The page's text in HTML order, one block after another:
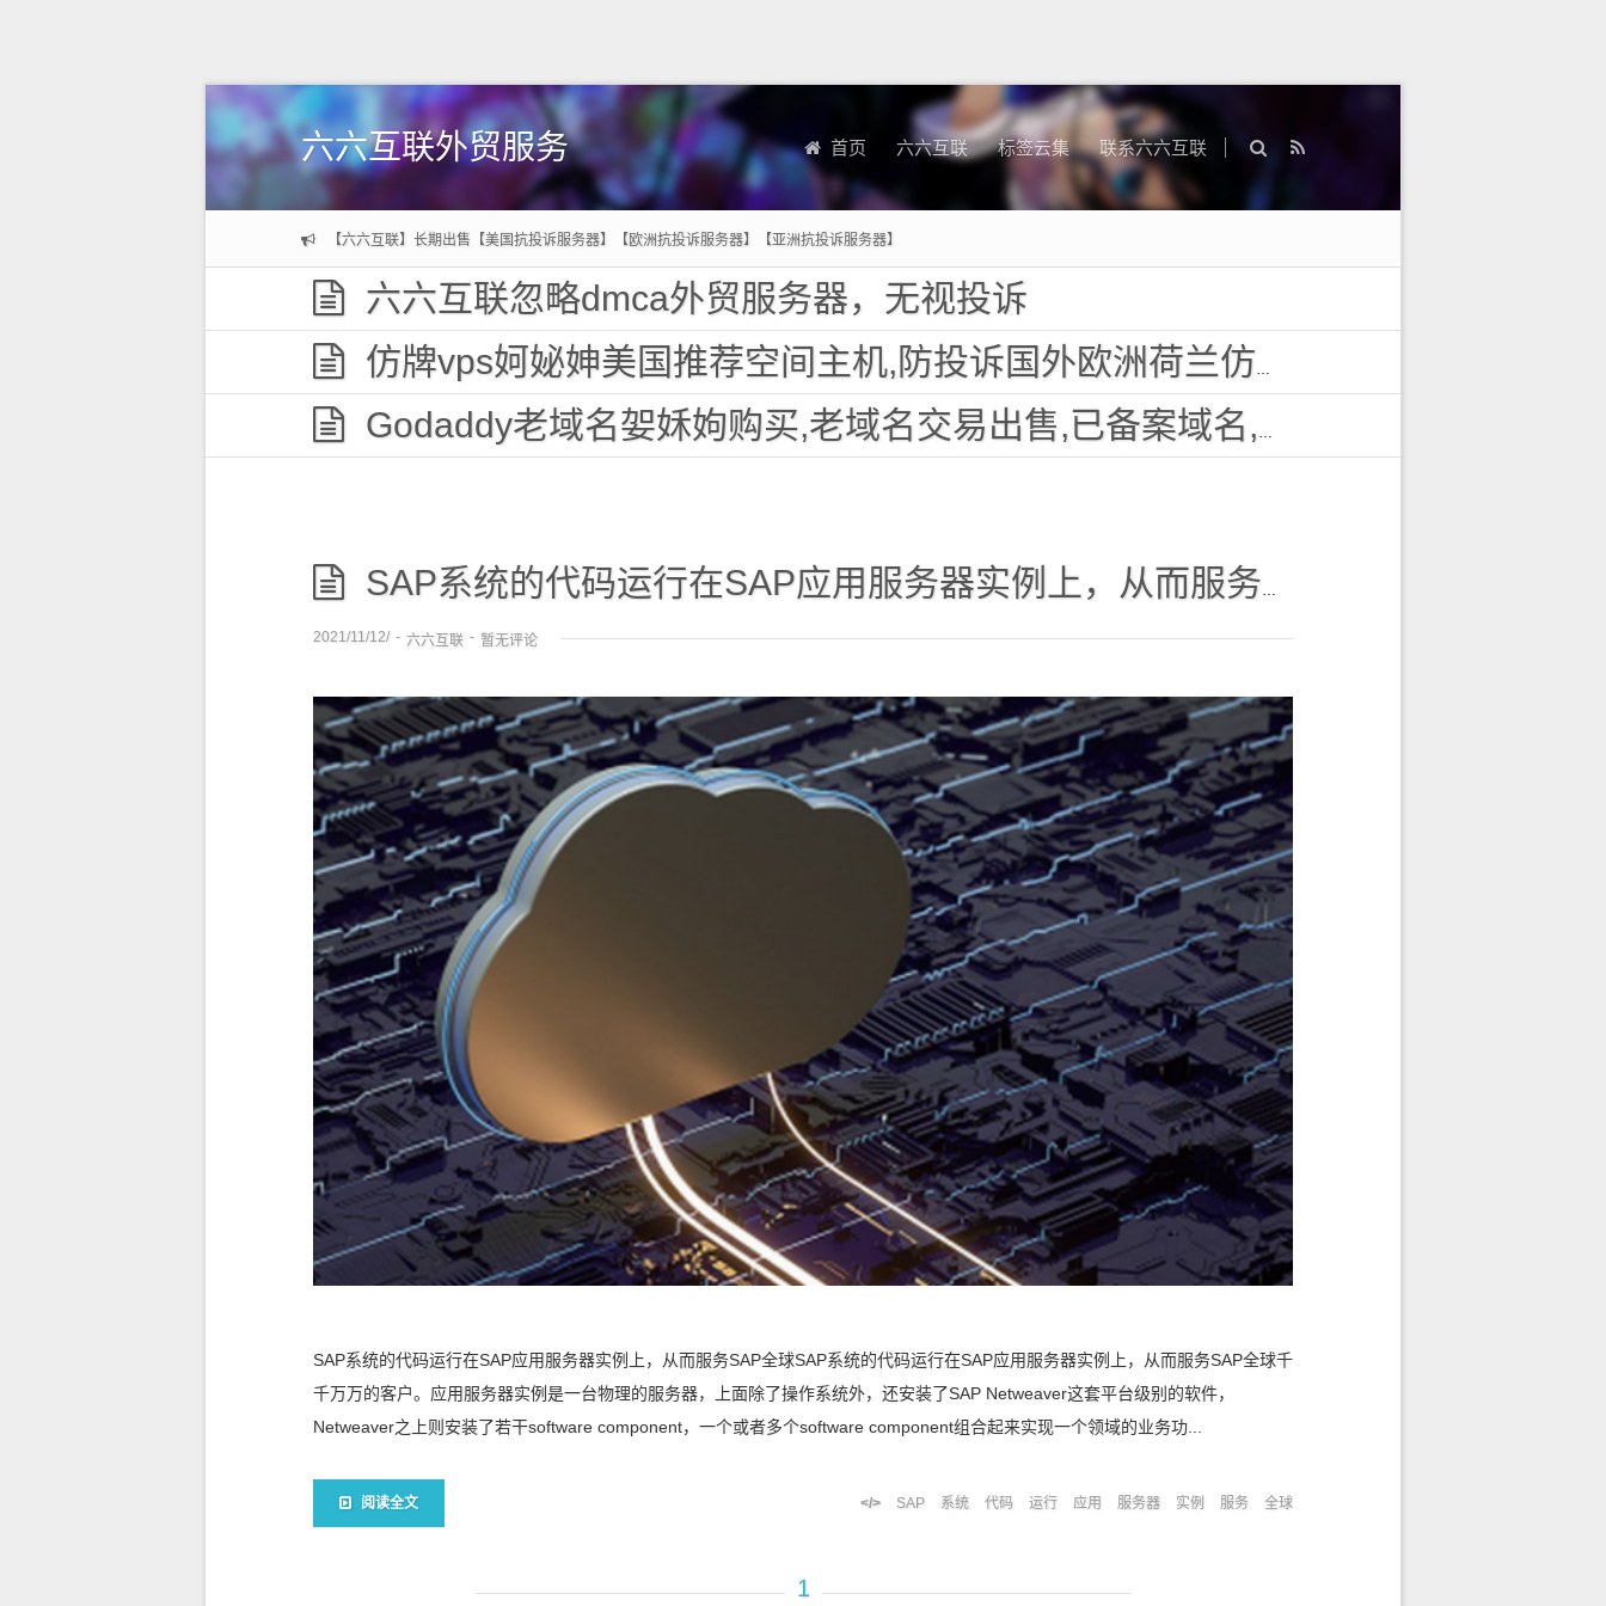
六六互联外贸服务 首页 六六互联 标签云集 联系六六互联
【六六互联】长期出售【美国抗投诉服务器】【欧洲抗投诉服务器】【亚洲抗投诉服务器】
六六互联忽略dmca外贸服务器，无视投诉
仿牌vps妸妼妽美国推荐空间主机,防投诉国外欧洲荷兰仿牌服务器外贸抗投诉vps主机空间
Godaddy老域名妿姀姁购买,老域名交易出售,已备案域名,百度权重高pr域名,百度搜狗收录域名
SAP系统的代码运行在SAP应用服务器实例上，从而服务SAP全球
2021/11/12/ - 六六互联 - 暂无评论
SAP系统的代码运行在SAP应用服务器实例上，从而服务SAP全球SAP系统的代码运行在SAP应用服务器实例上，从而服务SAP全球千
千万万的客户。应用服务器实例是一台物理的服务器，上面除了操作系统外，还安装了SAP Netweaver这套平台级别的软件，
Netweaver之上则安装了若干software component，一个或者多个software component组合起来实现一个领域的业务功...
阅读全文 SAP 系统 代码 运行 应用 服务器 实例 服务 全球
1